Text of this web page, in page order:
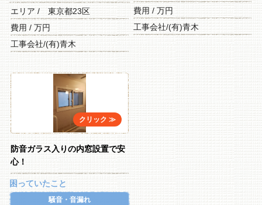
エリア / 東京都23区
費用 / 万円
工事会社/(有)青木
費用 / 万円
工事会社/(有)青木
防音ガラス入りの内窓設置で安
心！
困っていたこと
騒音・音漏れ